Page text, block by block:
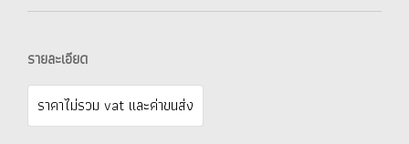
รายละเอียด
ราคาไม่รวม vat และค่าขนส่ง